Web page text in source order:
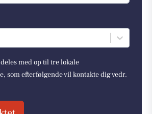
med op til tre lokale
som efterfølgende vil kontakte dig vedr.